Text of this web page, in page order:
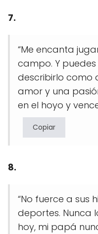
7.
“Me encanta
campo. Y
describirlo como
amor y una
en el hoyo y
Copiar
8.
“No fuerce a sus
deportes. Nunca
hoy, mi papá